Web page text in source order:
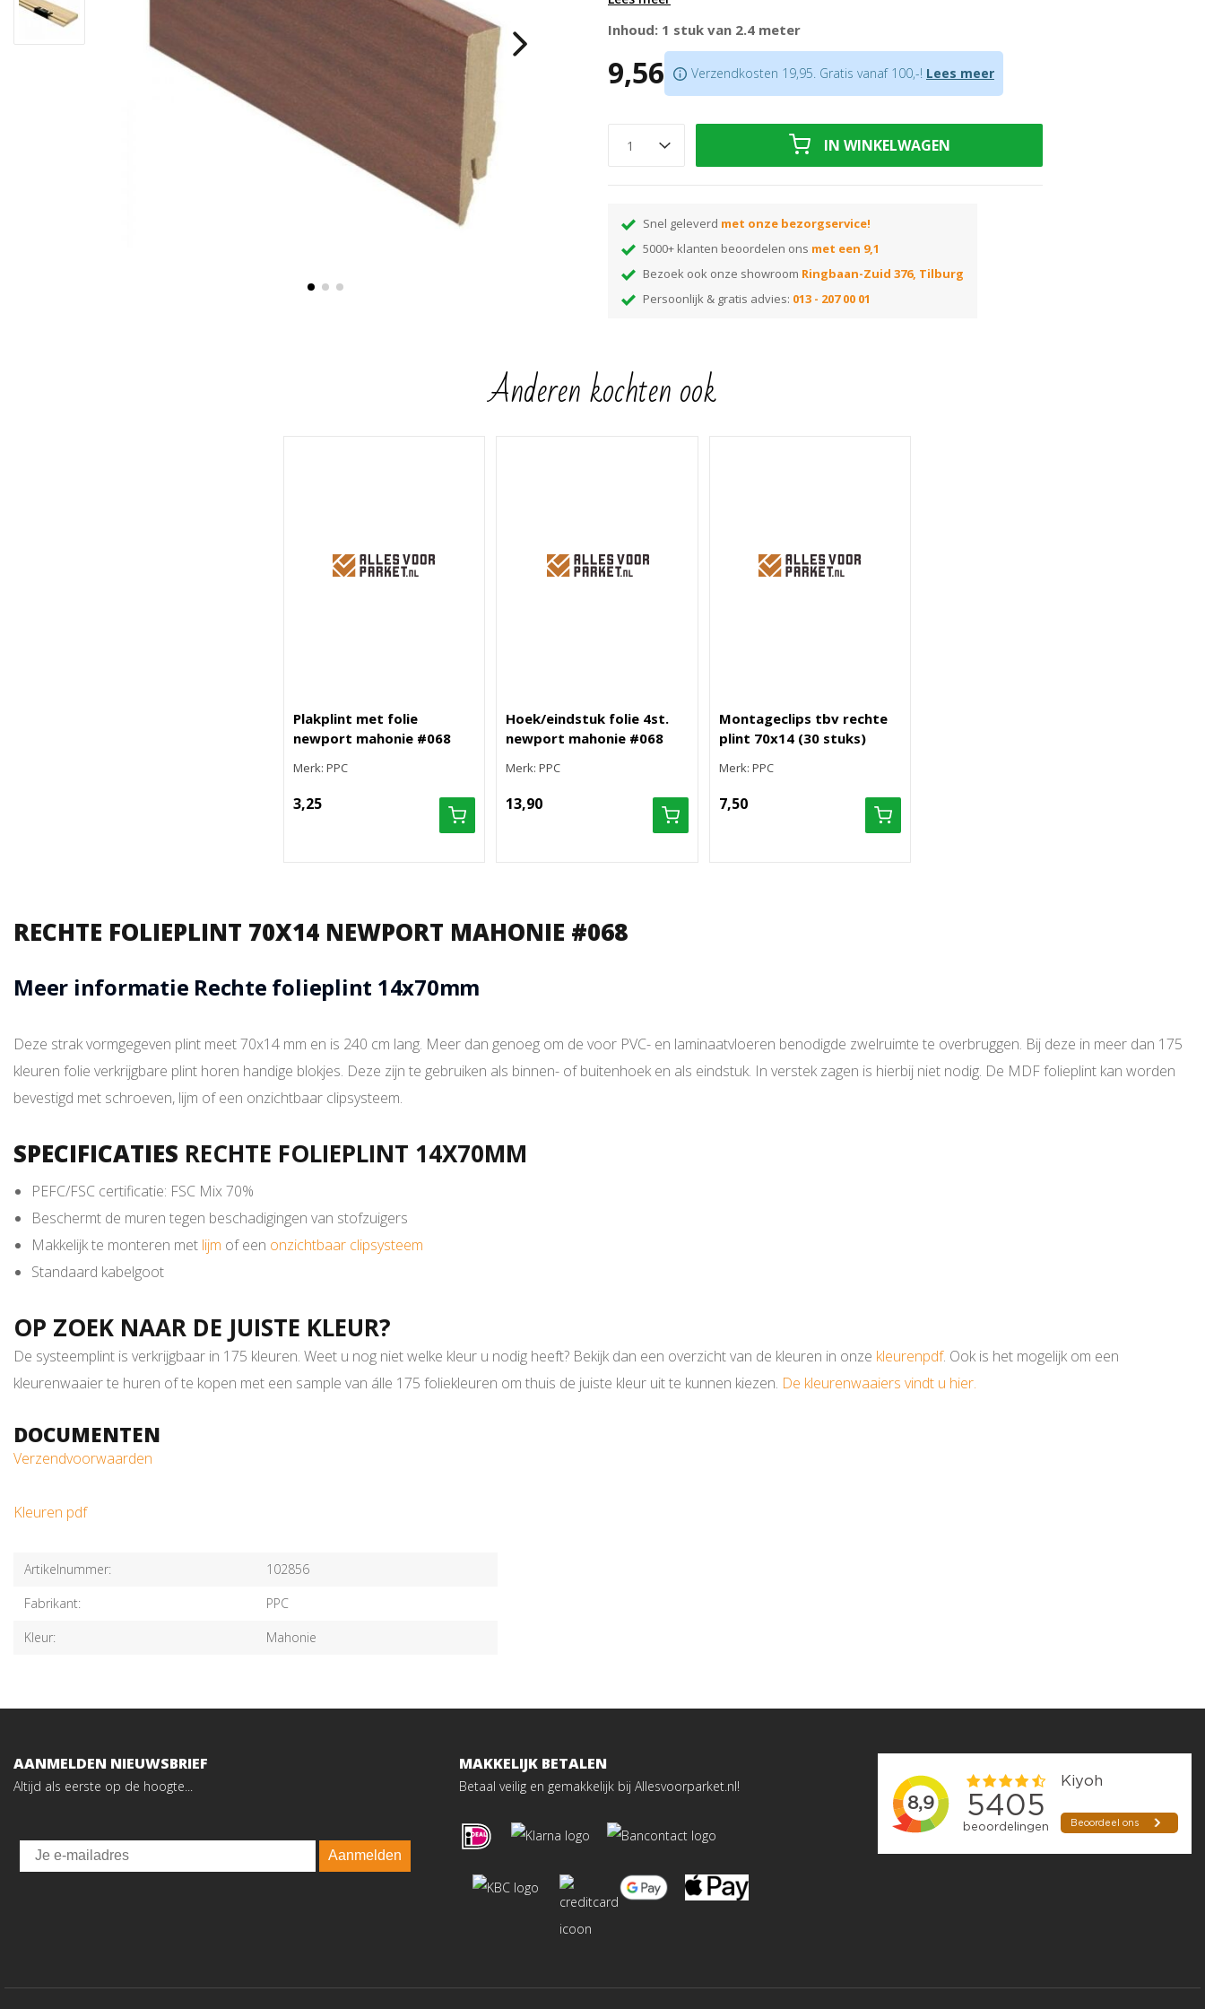
Prijs is per lengte van 2.4 meter
Ook bijpassende hoek/eindstukken verkrijgbaar waardoor in verstek
zagen niet nodig is
Bijpassende profielen
Let op:
houd rekening met +/- 5% snijverlies tijdens montage.
ben je nog op zoek naar de juiste kleur? Huur dan onze
Inhoud: 1 stuk van 2.4 meter
9,56 Verzendkosten 19,95. Gratis vanaf 100,-! Lees meer
IN WINKELWAGEN
Snel geleverd met onze bezorgservice!
5000+ klanten beoordelen ons met een 9,1
Bezoek ook onze showroom Ringbaan-Zuid 376, Tilburg
Persoonlijk & gratis advies: 013 - 207 00 01
Anderen kochten ook
Plakplint met folie
newport mahonie #068
Merk: PPC
3,25
Hoek/eindstuk folie 4st.
newport mahonie #068
Merk: PPC
13,90
Montageclips tbv rechte
plint 70x14 (30 stuks)
Merk: PPC
7,50
RECHTE FOLIEPLINT 70X14 NEWPORT MAHONIE #068
Meer informatie Rechte folieplint 14x70mm
Deze strak vormgegeven plint meet 70x14 mm en is 240 cm lang. Meer dan genoeg om de voor PVC- en laminaatvloeren benodigde zwelruimte te overbruggen. Bij deze in meer dan 175
kleuren folie verkrijgbare plint horen handige blokjes. Deze zijn te gebruiken als binnen- of buitenhoek en als eindstuk. In verstek zagen is hierbij niet nodig. De MDF folieplint kan worden
bevestigd met schroeven, lijm of een onzichtbaar clipsysteem.
SPECIFICATIES RECHTE FOLIEPLINT 14X70MM
PEFC/FSC certificatie: FSC Mix 70%
Beschermt de muren tegen beschadigingen van stofzuigers
Makkelijk te monteren met lijm of een onzichtbaar clipsysteem
Standaard kabelgoot
OP ZOEK NAAR DE JUISTE KLEUR?
De systeemplint is verkrijgbaar in 175 kleuren. Weet u nog niet welke kleur u nodig heeft? Bekijk dan een overzicht van de kleuren in onze kleurenpdf. Ook is het mogelijk om een
kleurenwaaier te huren of te kopen met een sample van álle 175 foliekleuren om thuis de juiste kleur uit te kunnen kiezen. De kleurenwaaiers vindt u hier.
DOCUMENTEN
Verzendvoorwaarden
Kleuren pdf
Artikelnummer:
102856
Fabrikant:
PPC
Kleur:
Mahonie
AANMELDEN NIEUWSBRIEF
Altijd als eerste op de hoogte...
Email
Aanmelden
MAKKELIJK BETALEN
Betaal veilig en gemakkelijk bij Allesvoorparket.nl!